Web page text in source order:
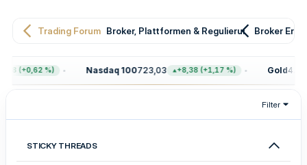
Trading Forum Broker, Plattformen & Regulierung Broker
(+0,62 %) Nasdaq 100723,03 +8,38 (+1,17 %) Gold
Filter
STICKY THREADS